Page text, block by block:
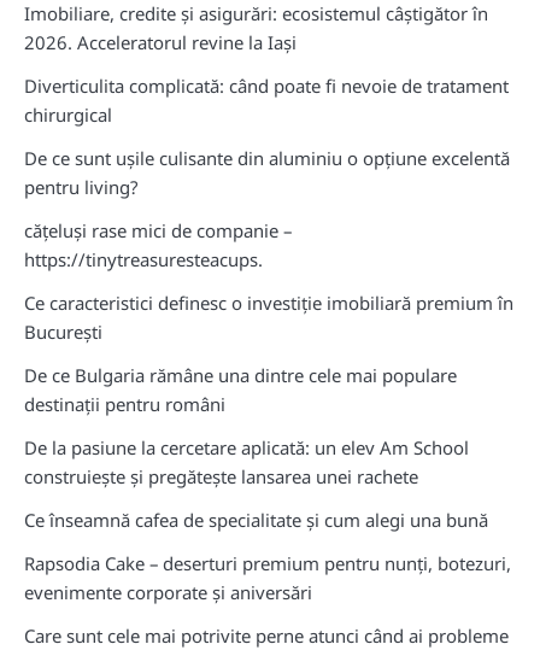
Imobiliare, credite și asigurări: ecosistemul câștigător în
2026. Acceleratorul revine la Iași
Diverticulita complicată: când poate fi nevoie de tratament
chirurgical
De ce sunt ușile culisante din aluminiu o opțiune excelentă
pentru living?
cățeluși rase mici de companie –
https://tinytreasuresteacups.
Ce caracteristici definesc o investiție imobiliară premium în
București
De ce Bulgaria rămâne una dintre cele mai populare
destinații pentru români
De la pasiune la cercetare aplicată: un elev Am School
construiește și pregătește lansarea unei rachete
Ce înseamnă cafea de specialitate și cum alegi una bună
Rapsodia Cake – deserturi premium pentru nunți, botezuri,
evenimente corporate și aniversări
Care sunt cele mai potrivite perne atunci când ai probleme